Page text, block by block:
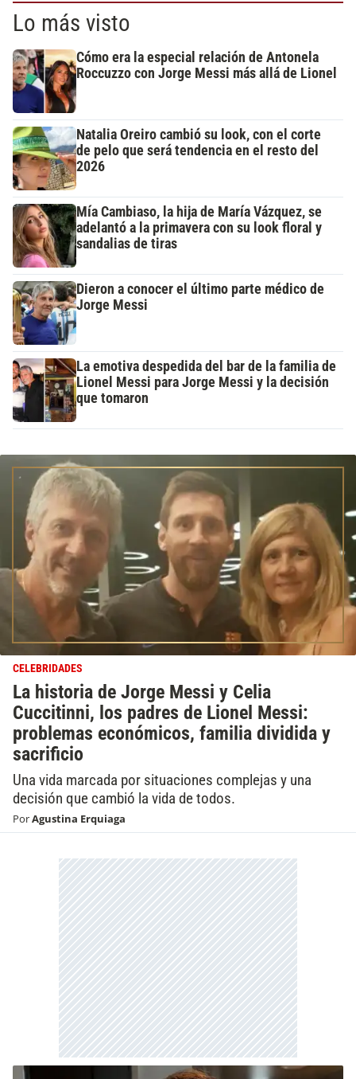
Lo más visto
Cómo era la especial relación de Antonela
Roccuzzo con Jorge Messi más allá de Lionel
Natalia Oreiro cambió su look, con el corte
de pelo que será tendencia en el resto del
2026
Mía Cambiaso, la hija de María Vázquez, se
adelantó a la primavera con su look floral y
sandalias de tiras
Dieron a conocer el último parte médico de
Jorge Messi
La emotiva despedida del bar de la familia de
Lionel Messi para Jorge Messi y la decisión
que tomaron
CELEBRIDADES
La historia de Jorge Messi y Celia
Cuccitinni, los padres de Lionel Messi:
problemas económicos, familia dividida y
sacrificio
Una vida marcada por situaciones complejas y una
decisión que cambió la vida de todos.
PorAgustina Erquiaga